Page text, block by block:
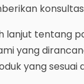
lanjut tentang
yang
yang sesuai